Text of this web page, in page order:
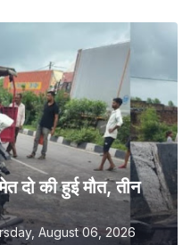
की हुई मौत, तीन
August 06, 2026